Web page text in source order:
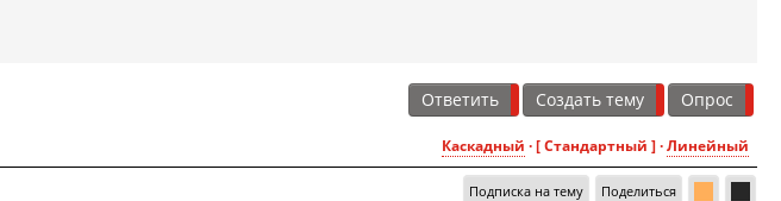
Ответить Создать тему Опрос
Каскадный · [ Стандартный ] ·Линейный
Подписка на тему Поделиться